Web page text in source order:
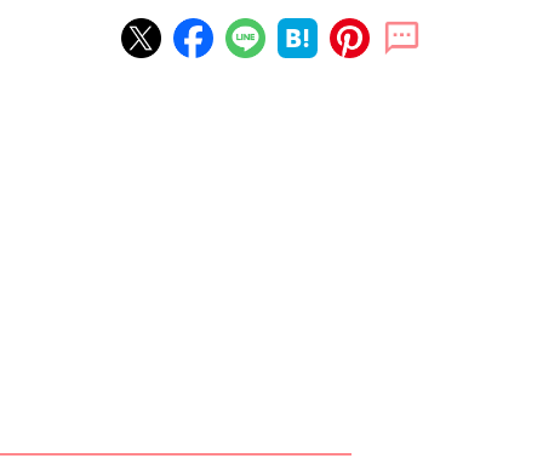
ひとつだけ希望がある。実家だ。仕事を辞めて、実家に戻ろ
う。そして、両親と私でこの子を育てる。両親は怒り狂うかもし